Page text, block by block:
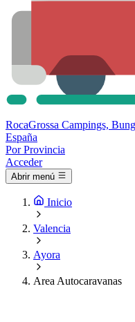
RocaGrossa Campings,
España
Por Provincia
Acceder
Abrir menú
Inicio
Valencia
Ayora
Area Autocaravanas